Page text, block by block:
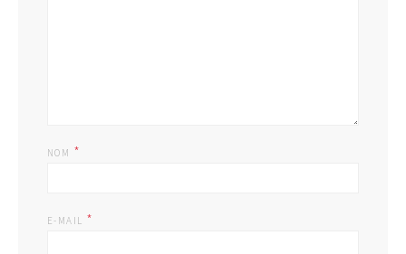
NOM *
E-MAIL *